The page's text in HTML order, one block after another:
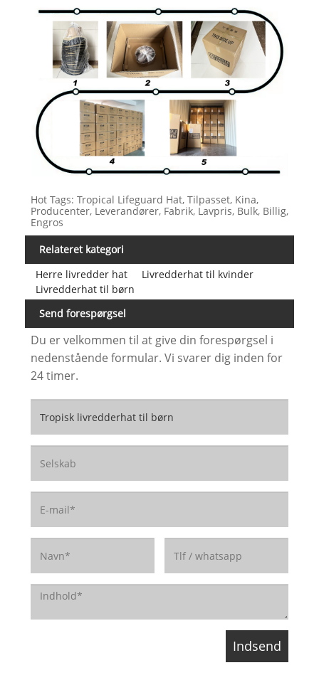
Hot Tags: Tropical Lifeguard Hat, Tilpasset, Kina,
Producenter, Leverandører, Fabrik, Lavpris, Bulk, Billig,
Engros
Relateret kategori
Herre livredder hat
Livredderhat til kvinder
Livredderhat til børn
Send forespørgsel
Du er velkommen til at give din forespørgsel i
nedenstående formular. Vi svarer dig inden for
24 timer.